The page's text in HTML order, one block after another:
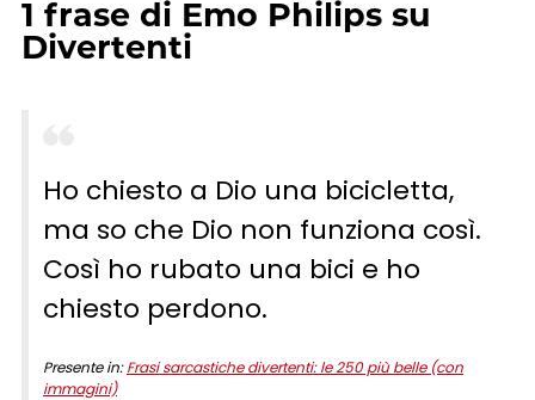
1 frase di Emo Philips su
Divertenti
Ho chiesto a Dio una bicicletta,
ma so che Dio non funziona così.
Così ho rubato una bici e ho
chiesto perdono.
Presente in:Frasi sarcastiche divertenti: le 250 più belle (con
immagini)